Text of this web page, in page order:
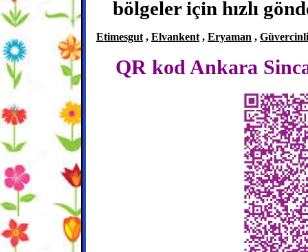
bölgeler için hızlı
Etimesgut , Elvankent , Eryaman ,
QR kod Ankara